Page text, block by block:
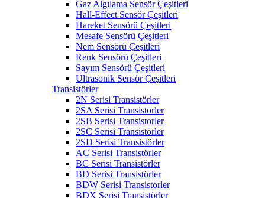
Gaz Algılama Sensör Çeşitleri
Hall-Effect Sensör Çeşitleri
Hareket Sensörü Çeşitleri
Mesafe Sensörü Çeşitleri
Nem Sensörü Çeşitleri
Renk Sensörü Çeşitleri
Sayım Sensörü Çeşitleri
Ultrasonik Sensör Çeşitleri
Transistörler
2N Serisi Transistörler
2SA Serisi Transistörler
2SB Serisi Transistörler
2SC Serisi Transistörler
2SD Serisi Transistörler
AC Serisi Transistörler
BC Serisi Transistörler
BD Serisi Transistörler
BDW Serisi Transistörler
BDX Serisi Transistörler